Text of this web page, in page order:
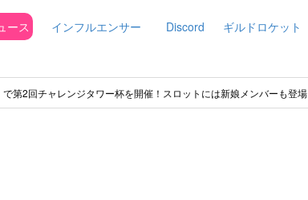
ース インフルエンサー Discord ギルドロケット
で第2回チャレンジタワー杯を開催！スロットには新娘メンバーも登場